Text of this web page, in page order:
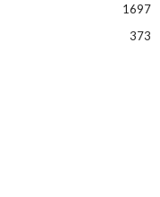
1697
373